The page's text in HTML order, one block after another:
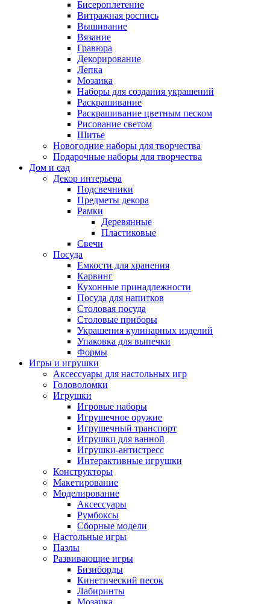
Бисероплетение
Витражная роспись
Вышивание
Вязание
Гравюра
Декорирование
Лепка
Мозаика
Наборы для создания украшений
Раскрашивание
Раскрашивание цветным песком
Рисование светом
Шитье
Новогодние наборы для творчества
Подарочные наборы для творчества
Дом и сад
Декор интерьера
Подсвечники
Предметы декора
Рамки
Деревянные
Пластиковые
Свечи
Посуда
Емкости для хранения
Карвинг
Кухонные принадлежности
Посуда для напитков
Столовая посуда
Столовые приборы
Украшения кулинарных изделий
Упаковка для выпечки
Формы
Игры и игрушки
Аксессуары для настольных игр
Головоломки
Игрушки
Игровые наборы
Игрушечное оружие
Игрушечный транспорт
Игрушки для ванной
Игрушки-антистресс
Интерактивные игрушки
Конструкторы
Макетирование
Моделирование
Аксессуары
Румбоксы
Сборные модели
Настольные игры
Пазлы
Развивающие игры
Бизиборды
Кинетический песок
Лабиринты
Мозаика